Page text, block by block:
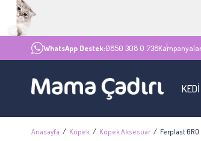
WhatsApp Destek:0850 308 0 738
KEDİ
Anasayfa Köpek Köpek Aksesuar Ferplast